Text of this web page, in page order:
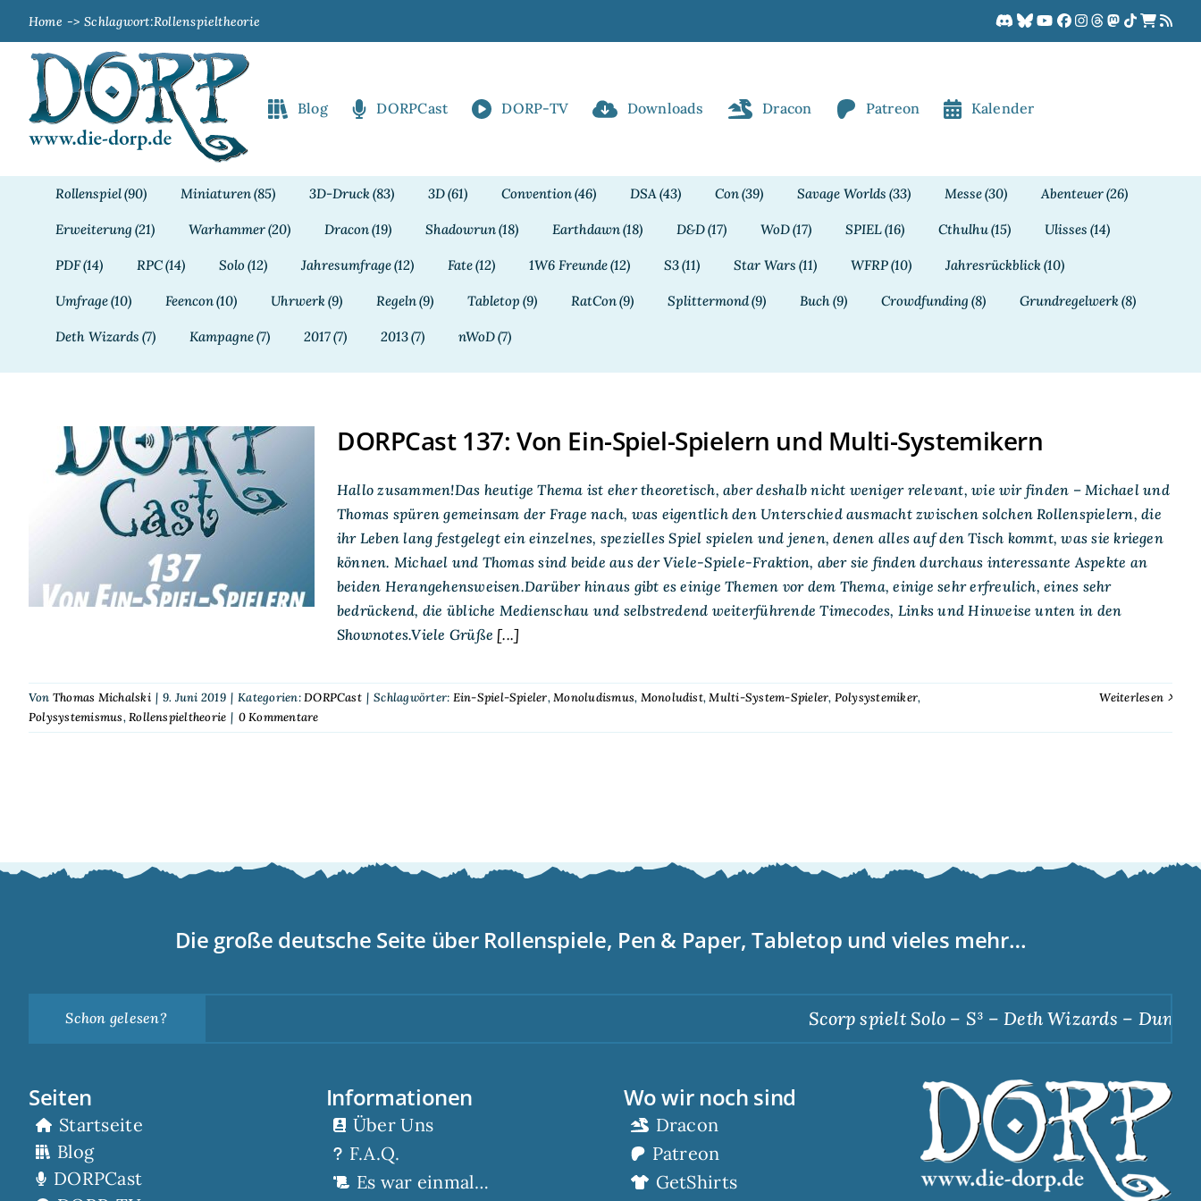
springen
Home Schlagwort:Rollenspieltheorie
Blog DORPCast DORP-TV Downloads Dracon Patreon Kalender
Rollenspiel(90) Miniaturen(85) 3D-Druck(83) 3D(61) Convention(46) DSA(43) Con(39) Savage Worlds (33) Messe(30) Abenteuer(26)
Erweiterung (21) Warhammer(20) Dracon(19) Shadowrun(18) Earthdawn(18) D&D(17) WoD(17) SPIEL(16) Cthulhu(15) Ulisses (14)
PDF(14) RPC(14) Solo(12) Jahresumfrage(12) Fate(12) 1W6 Freunde(12) S3(11) Star Wars (11) WFRP(10) Jahresrückblick(10)
Umfrage(10) Feencon(10) Uhrwerk(9) Regeln(9) Tabletop (9) RatCon(9) Splittermond(9) Buch(9) Crowdfunding (8) Grundregelwerk(8)
Deth Wizards (7) Kampagne(7) 2017(7) 2013(7) nWoD(7)
DORPCast 137: Von Ein-
Spiel-Spielern und
Multi-Systemikern
DORPCast 137: Von Ein-Spiel-Spielern und Multi-Systemikern
Hallo zusammen!Das heutige Thema ist eher theoretisch, aber deshalb nicht weniger relevant, wie wir finden – Michael und
Thomas spüren gemeinsam der Frage nach, was eigentlich den Unterschied ausmacht zwischen solchen Rollenspielern, die
ihr Leben lang festgelegt ein einzelnes, spezielles Spiel spielen und jenen, denen alles auf den Tisch kommt, was sie kriegen
können. Michael und Thomas sind beide aus der Viele-Spiele-Fraktion, aber sie finden durchaus interessante Aspekte an
beiden Herangehensweisen.Darüber hinaus gibt es einige Themen vor dem Thema, einige sehr erfreulich, eines sehr
bedrückend, die übliche Medienschau und selbstredend weiterführende Timecodes, Links und Hinweise unten in den
Shownotes.Viele Grüße [...]
Von Thomas Michalski | 9. Juni 2019 | Kategorien:DORPCast | Schlagwörter: Ein-Spiel-Spieler,Monoludismus, Monoludist,Multi-System-Spieler, Polysystemiker,
Polysystemismus,Rollenspieltheorie | 0 Kommentare
Weiterlesen
Die große deutsche Seite über Rollenspiele, Pen & Paper, Tabletop und vieles mehr…
Schon gelesen? Scorp spielt Solo – S³ – Deth Wizards – Dunkle
Seiten
Startseite
Blog
DORPCast
Informationen
Über Uns
F.A.Q.
Es war einmal…
Wo wir noch sind
Dracon
Patreon
GetShirts